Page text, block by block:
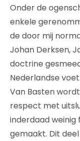
Onder de
enkele
de door mij
Johan Derksen,
doctrine
Nederlandse
Van Basten
respect met
inderdaad
gemaakt. Dit